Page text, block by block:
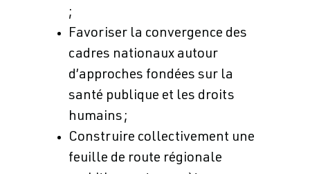
;
Favoriser la convergence des
cadres nationaux autour
d’approches fondées sur la
santé publique et les droits
humains ;
Construire collectivement une
feuille de route régionale